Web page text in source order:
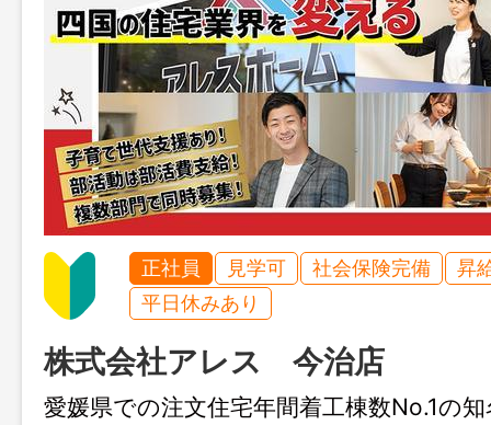
正社員 見学可 社会保険完備
昇
平日休みあり
株式会社アレス 今治店
愛媛県での注文住宅年間着工棟数No.1の